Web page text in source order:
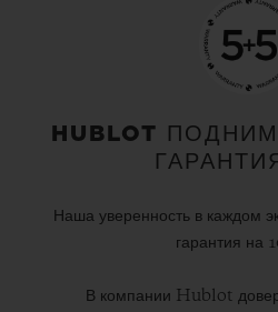
HUBLOT
Наша уверенность в каждом
гарантия на
В компании Hublot